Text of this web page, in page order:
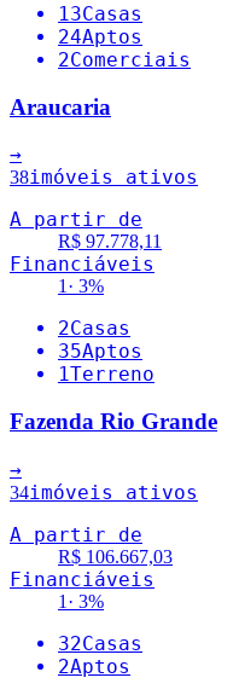
13Casas
24Aptos
2Comerciais
Araucaria
→
38imóveis ativos
A partir de
R$ 97.778,11
Financiáveis
1 · 3%
2Casas
35Aptos
1Terreno
Fazenda Rio Grande
→
34imóveis ativos
A partir de
R$ 106.667,03
Financiáveis
1 · 3%
32Casas
2Aptos